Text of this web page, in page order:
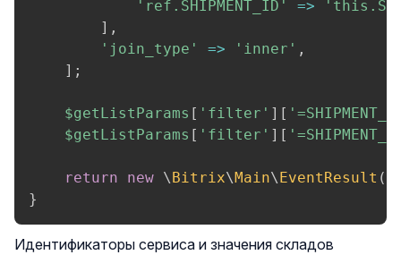
'ref.SHIPMENT_ID' =>
] ,
'join_type'
=> 'inner' ,
] ;
$getListParams [ 'filter' ] [
$getListParams [ 'filter' ] [
return new \Bitrix\Main\EventResult (
}
Идентификаторы сервиса и значения складов